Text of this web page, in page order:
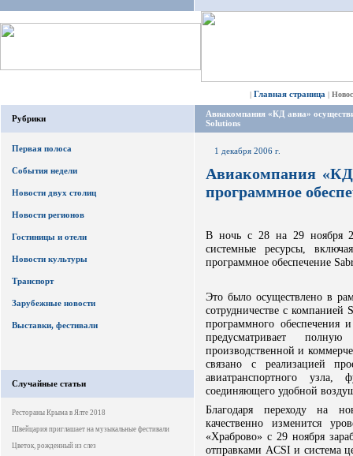
| Главная страница |
Рубрики
Первая полоса
События недели
Новости двух столиц
Новости регионов
Гостиницы и отели
Новости культуры
Транспорт
Зарубежные новости
Выставки, фестивали
Случайные статьи
Рестораны Крыма в Ялте 2018
Швейцария приглашает на музыкальные фестивали
Цветок, рожденный из слез
Авиакомпания «КД авиа»
Solutions
1 декабря 2006 г.
Авиакомпания «КД
программное
В ночь с 28 на 29 ноября
системные ресурсы,
программное обеспечение
Это было осуществлено в
сотрудничестве с
программного обеспечения
предусматривает
производственной и
связано с реализацией
авиатранспортного
соединяющего удобной
Благодаря переходу на
качественно изменится
«Храброво» с 29 ноября
отправками ACSI и система